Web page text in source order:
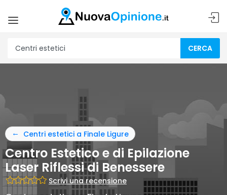
CERCA
Centri estetici a Finale Ligure
Centro Estetico e di Epilazione
Laser Riflessi di Benessere
Scrivi una recensione